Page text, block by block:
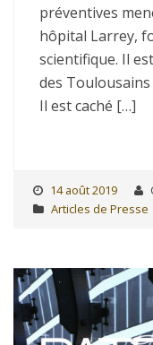
préventives
hôpital Larrey,
scientifique. Il
des
Il est caché […]
14 août 2019
Articles de Presse